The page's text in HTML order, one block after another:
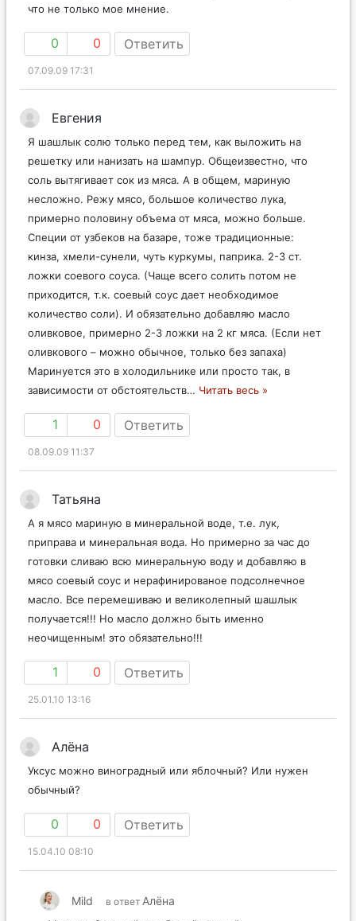
что не только мое мнение.
0 0 Ответить
07.09.09 17:31
Евгения
Я шашлык солю только перед тем, как выложить на
решетку или нанизать на шампур. Общеизвестно, что
соль вытягивает сок из мяса. А в общем, мариную
несложно. Режу мясо, большое количество лука,
примерно половину объема от мяса, можно больше.
Специи от узбеков на базаре, тоже традиционные:
кинза, хмели-сунели, чуть куркумы, паприка. 2-3 ст.
ложки соевого соуса. (Чаще всего солить потом не
приходится, т.к. соевый соус дает необходимое
количество соли). И обязательно добавляю масло
оливковое, примерно 2-3 ложки на 2 кг мяса. (Если нет
оливкового – можно обычное, только без запаха)
Маринуется это в холодильнике или просто так, в
зависимости от обстоятельств… Читать весь »
1 0 Ответить
08.09.09 11:37
Татьяна
А я мясо мариную в минеральной воде, т.е. лук,
приправа и минеральная вода. Но примерно за час до
готовки сливаю всю минеральную воду и добавляю в
мясо соевый соус и нерафинированое подсолнечное
масло. Все перемешиваю и великолепный шашлык
получается!!! Но масло должно быть именно
неочищенным! это обязательно!!!
1 0 Ответить
25.01.10 13:16
Алёна
Уксус можно виноградный или яблочный? Или нужен
обычный?
0 0 Ответить
15.04.10 08:10
Mild в ответ Алёна